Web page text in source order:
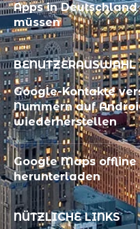
Apps in
müssen
BENUTZERAUSWAHL
Google-Kontakte
Nummern auf
wiederherstellen
Google Maps
herunterladen
NÜTZLICHE LINKS